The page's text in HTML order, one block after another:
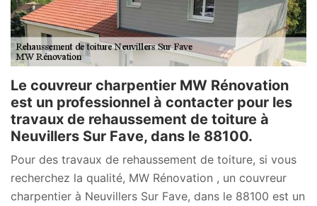
Le couvreur charpentier MW Rénovation
est un professionnel à contacter pour les
travaux de rehaussement de toiture à
Neuvillers Sur Fave, dans le 88100.
Pour des travaux de rehaussement de toiture, si vous
recherchez la qualité, MW Rénovation , un couvreur
charpentier à Neuvillers Sur Fave, dans le 88100 est un